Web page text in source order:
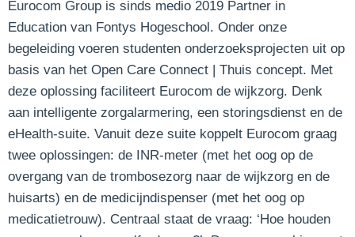
Eurocom Group is sinds medio 2019 Partner in
Education van Fontys Hogeschool. Onder onze
begeleiding voeren studenten onderzoeksprojecten uit op
basis van het Open Care Connect | Thuis concept. Met
deze oplossing faciliteert Eurocom de wijkzorg. Denk
aan intelligente zorgalarmering, een storingsdienst en de
eHealth-suite. Vanuit deze suite koppelt Eurocom graag
twee oplossingen: de INR-meter (met het oog op de
overgang van de trombosezorg naar de wijkzorg en de
huisarts) en de medicijndispenser (met het oog op
medicatietrouw). Centraal staat de vraag: ‘Hoe houden